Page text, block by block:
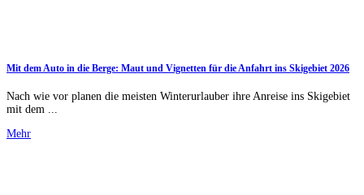
Mit dem Auto in die Berge: Maut und Vignetten für die Anfahrt ins Skigebiet 2026
Nach wie vor planen die meisten Winterurlauber ihre Anreise ins Skigebiet
mit dem ...
Mehr